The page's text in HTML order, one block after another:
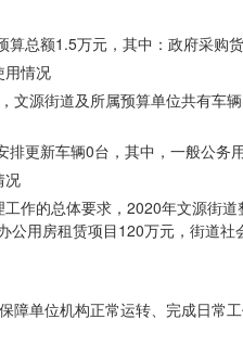
算总额1.5万元，其中：政府采购
用情况
文源街道及所属预算单位共有车
排更新车辆0台，其中，一般公
况
作的总体要求， 2020年文源街
公用房租赁项目120万元，街道
障单位机构正常运转、完成日常